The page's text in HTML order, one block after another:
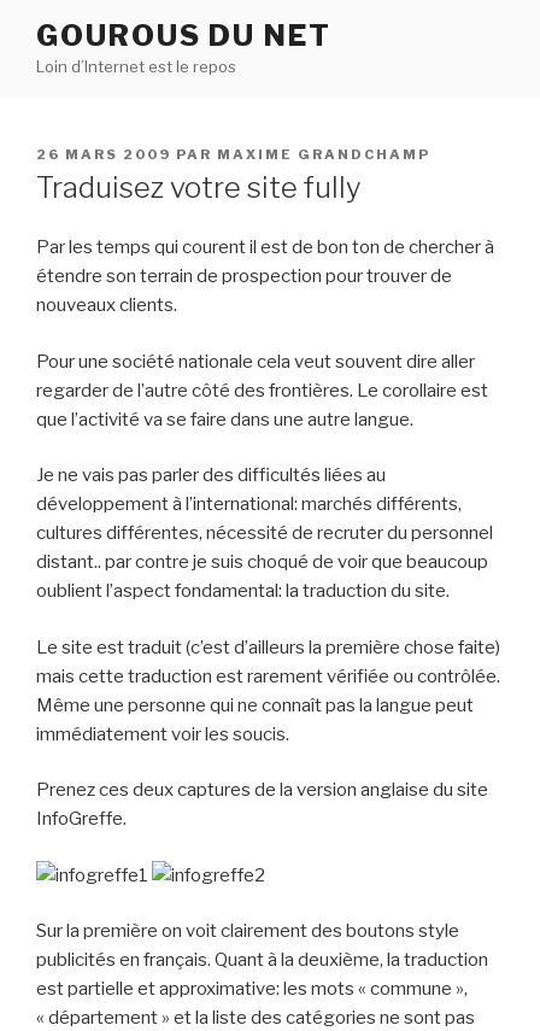
contenu
GOUROUS DU NET
Loin d’Internet est le repos
PUBLIÉ
LE
26 MARS 2009 PAR MAXIME GRANDCHAMP
Traduisez votre site fully
Par les temps qui courent il est de bon ton de chercher à
étendre son terrain de prospection pour trouver de
nouveaux clients.
Pour une société nationale cela veut souvent dire aller
regarder de l’autre côté des frontières. Le corollaire est
que l’activité va se faire dans une autre langue.
Je ne vais pas parler des difficultés liées au
développement à l’international: marchés différents,
cultures différentes, nécessité de recruter du personnel
distant.. par contre je suis choqué de voir que beaucoup
oublient l’aspect fondamental: la traduction du site.
Le site est traduit (c’est d’ailleurs la première chose faite)
mais cette traduction est rarement vérifiée ou contrôlée.
Même une personne qui ne connaît pas la langue peut
immédiatement voir les soucis.
Prenez ces deux captures de la version anglaise du site
InfoGreffe.
Sur la première on voit clairement des boutons style
publicités en français. Quant à la deuxième, la traduction
est partielle et approximative: les mots « commune »,
« département » et la liste des catégories ne sont pas